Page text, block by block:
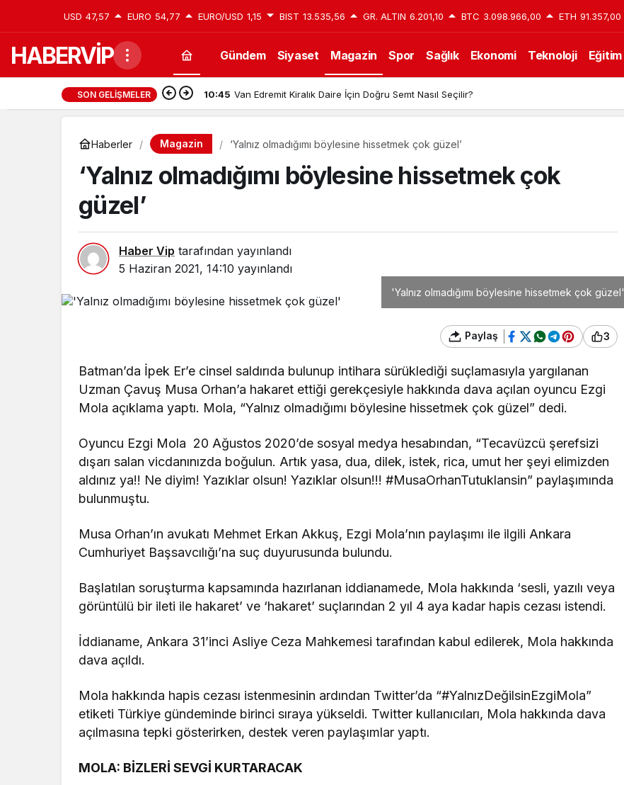
USD 47,57 EURO 54,77 EURO/USD 1,15 BIST 13.535,56 GR. ALTIN 6.201,10 BTC 3.098.966,00 ETH 91.357,00
HABERVİP Gündem Siyaset Magazin Spor Sağlık Ekonomi Teknoloji Eğitim
SON GELIŞMELER 10:45 Van Edremit Kiralık Daire İçin Doğru Semt Nasıl Seçilir?
Haberler Magazin ‘Yalnız olmadığımı böylesine hissetmek çok güzel’
‘Yalnız olmadığımı böylesine hissetmek çok
güzel’
Haber Vip tarafından yayınlandı
5 Haziran 2021, 14:10 yayınlandı
'Yalnız olmadığımı böylesine hissetmek çok güzel'
Paylaş 3
Batman’da İpek Er’e cinsel saldırıda bulunup intihara sürüklediği suçlamasıyla yargılanan
Uzman Çavuş Musa Orhan’a hakaret ettiği gerekçesiyle hakkında dava açılan oyuncu Ezgi
Mola açıklama yaptı. Mola, “Yalnız olmadığımı böylesine hissetmek çok güzel” dedi.
Oyuncu Ezgi Mola 20 Ağustos 2020’de sosyal medya hesabından, “Tecavüzcü şerefsizi
dışarı salan vicdanınızda boğulun. Artık yasa, dua, dilek, istek, rica, umut her şeyi elimizden
aldınız ya!! Ne diyim! Yazıklar olsun! Yazıklar olsun!!! #MusaOrhanTutuklansin” paylaşımında
bulunmuştu.
Musa Orhan’ın avukatı Mehmet Erkan Akkuş, Ezgi Mola’nın paylaşımı ile ilgili Ankara
Cumhuriyet Başsavcılığı’na suç duyurusunda bulundu.
Başlatılan soruşturma kapsamında hazırlanan iddianamede, Mola hakkında ‘sesli, yazılı veya
görüntülü bir ileti ile hakaret’ ve ‘hakaret’ suçlarından 2 yıl 4 aya kadar hapis cezası istendi.
İddianame, Ankara 31’inci Asliye Ceza Mahkemesi tarafından kabul edilerek, Mola hakkında
dava açıldı.
Mola hakkında hapis cezası istenmesinin ardından Twitter’da “#YalnızDeğilsinEzgiMola”
etiketi Türkiye gündeminde birinci sıraya yükseldi. Twitter kullanıcıları, Mola hakkında dava
açılmasına tepki gösterirken, destek veren paylaşımlar yaptı.
MOLA: BİZLERİ SEVGİ KURTARACAK